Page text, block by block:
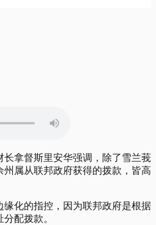
长拿督斯里安华强调，除了雪兰莪
属从联邦政府获得的拨款，皆高
化的指控，因为联邦政府是根据
配拨款。